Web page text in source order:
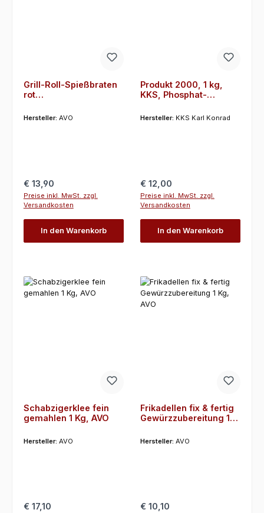
Grill-Roll-Spießbraten
rot
Rub, Marinade, AVO, 1
Hersteller: AVO
Regulärer Preis:
€ 13,90
Preise inkl. MwSt. zzgl.
Versandkosten
In den Warenkorb
Produkt 2000, 1 kg,
KKS, Phosphat-
Hersteller: KKS Karl Konrad
Regulärer Preis:
€ 12,00
Preise inkl. MwSt. zzgl.
Versandkosten
In den Warenkorb
Schabzigerklee fein
gemahlen 1 Kg, AVO
Hersteller: AVO
Regulärer Preis:
€ 17,10
Frikadellen fix & fertig
Gewürzzubereitung 1
Hersteller: AVO
Regulärer Preis:
€ 10,10